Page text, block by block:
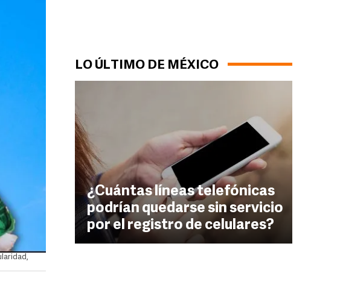
LO ÚLTIMO DE MÉXICO
¿Cuántas líneas telefónicas
podrían quedarse sin servicio
por el registro de celulares?